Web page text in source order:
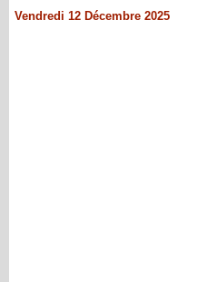
Vendredi 12 Décembre 2025